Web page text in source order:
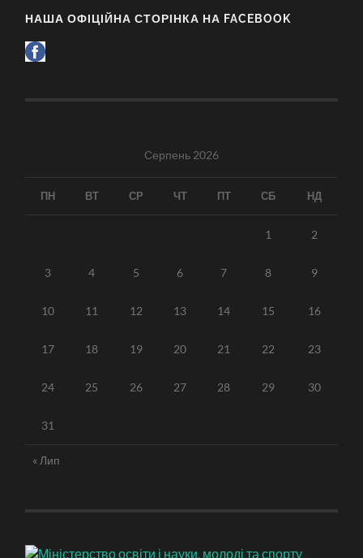
НАША ОФІЦІЙНА СТОРІНКА НА FACEBOOK
Серпень 2026
ПН ВТ СР ЧТ ПТ СБ НД
1 2
3 4 5 6 7 8 9
10 11 12 13 14 15 16
17 18 19 20 21 22 23
24 25 26 27 28 29 30
31
« Лип